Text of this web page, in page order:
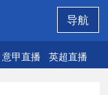
导航
意甲直播 英超直播